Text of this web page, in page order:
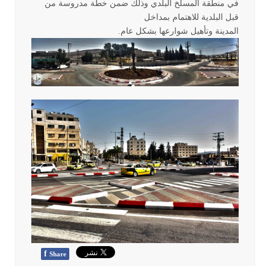
في منطقة المسلخ البلدي وذلك ضمن خطة مدروسة من
قبل البلدية للاهتمام بمداخل
المدينة وتأهيل شوارعها بشكل عام.
f Share